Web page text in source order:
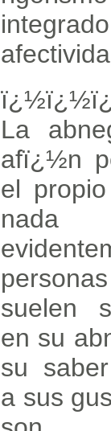
La
afï¿½n
el
suelen
en su
su
a sus